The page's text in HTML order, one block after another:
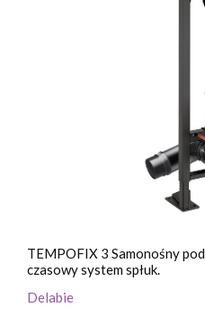
TEMPOFIX 3 Samonośny
czasowy system spłuk.
Delabie